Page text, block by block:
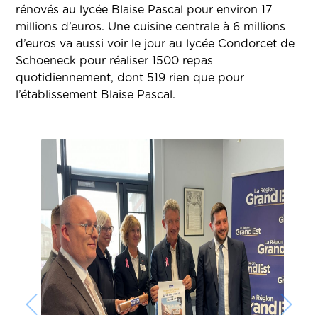
rénovés au lycée Blaise Pascal pour environ 17
millions d’euros. Une cuisine centrale à 6 millions
d’euros va aussi voir le jour au lycée Condorcet de
Schoeneck pour réaliser 1500 repas
quotidiennement, dont 519 rien que pour
l’établissement Blaise Pascal.